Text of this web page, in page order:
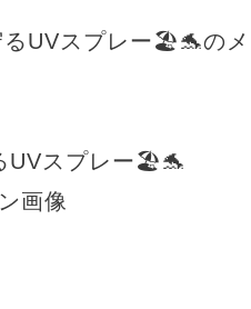
UVスプレー🏖️🐬